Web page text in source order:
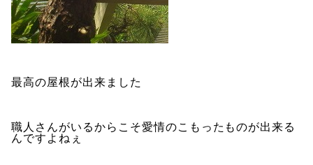
最高の屋根が出来ました
職人さんがいるからこそ愛情のこもったものが出来る
んですよねぇ